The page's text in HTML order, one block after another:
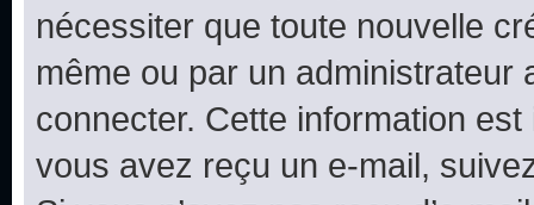
nécessiter que toute nouvelle
même ou par un
connecter. Cette information
vous avez reçu un e-mail,